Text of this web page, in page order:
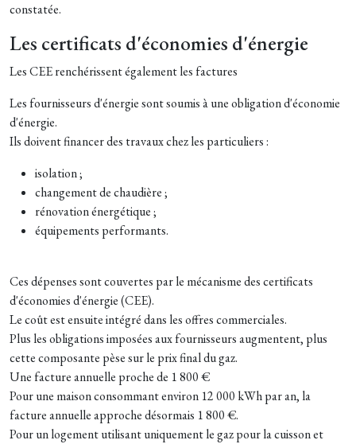
constatée.
Les certificats d'économies d'énergie
Les CEE renchérissent également les factures
Les fournisseurs d'énergie sont soumis à une obligation d'économie
d'énergie.
Ils doivent financer des travaux chez les particuliers :
isolation ;
changement de chaudière ;
rénovation énergétique ;
équipements performants.
Ces dépenses sont couvertes par le mécanisme des certificats
d'économies d'énergie (CEE).
Le coût est ensuite intégré dans les offres commerciales.
Plus les obligations imposées aux fournisseurs augmentent, plus
cette composante pèse sur le prix final du gaz.
Une facture annuelle proche de 1 800 €
Pour une maison consommant environ 12 000 kWh par an, la
facture annuelle approche désormais 1 800 €.
Pour un logement utilisant uniquement le gaz pour la cuisson et